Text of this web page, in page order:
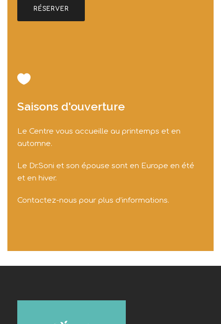
RÉSERVER
Saisons d'ouverture
Le Centre vous accueille au printemps et en
automne.
Le Dr.Soni et son épouse sont en Europe en été
et en hiver.
Contactez-nous pour plus d’informations.